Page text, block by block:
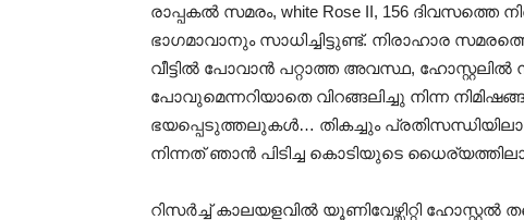
രാപ്പകൽ സമരം, white Rose II, 156
ഭാഗമാവാനും സാധിച്ചിട്ടുണ്ട്. നിരാഹാര
വീട്ടിൽ പോവാൻ പറ്റാത്ത അവസ്ഥ,
പോവുമെന്നറിയാതെ വിറങ്ങലിച്ചു നിന്ന
ഭയപ്പെടുത്തലുകൾ… തികച്ചും
നിന്നത് ഞാൻ പിടിച്ച കൊടിയുടെ
റിസർച്ച് കാലയളവിൽ യൂണിവേഴ്സിറ്റി